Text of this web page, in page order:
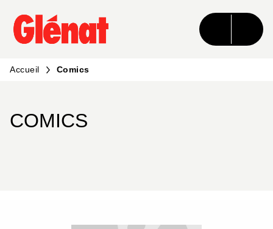
MENU RECHERCHE CONTENU
PIED DE PAGE
Accueil Comics
COMICS